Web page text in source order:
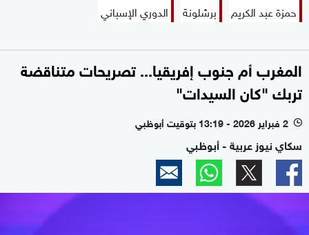
حمزة عبد الكريم برشلونة الدوري الإسباني
المغرب أم جنوب إفريقيا... تصريحات متناقضة
تربك "كان السيدات"
l 2 فبراير 2026 - 13:19 بتوقيت أبوظبي
سكاي نيوز عربية - أبوظبي